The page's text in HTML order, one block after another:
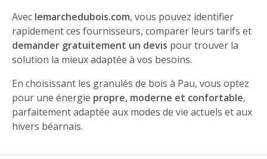
Avec lemarchedubois.com, vous pouvez identifier
rapidement ces fournisseurs, comparer leurs tarifs et
demander gratuitement un devis pour trouver la
solution la mieux adaptée à vos besoins.
En choisissant les granulés de bois à Pau, vous optez
pour une énergie propre, moderne et confortable,
parfaitement adaptée aux modes de vie actuels et aux
hivers béarnais.